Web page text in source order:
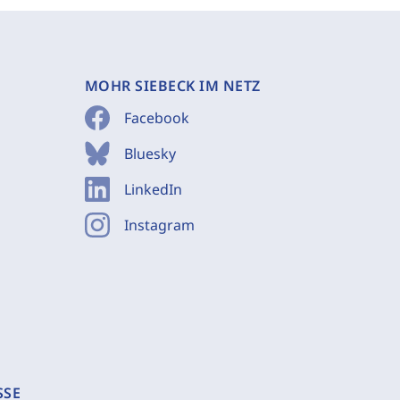
MOHR SIEBECK IM NETZ
Facebook
Bluesky
LinkedIn
Instagram